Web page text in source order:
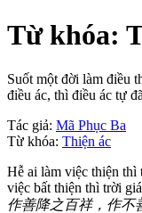
Từ khóa:
Suốt một đời làm điều
điều ác, thì điều ác tự
Tác giả: Mã Phục Ba
Từ khóa: Thiện ác
Hễ ai làm việc thiện thì
việc bất thiện thì trời
作善降之百祥，作不